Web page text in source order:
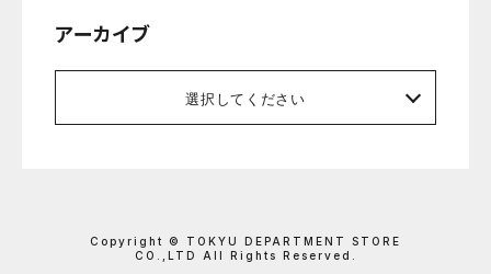
アーカイブ
選択してください
Copyright © TOKYU DEPARTMENT STORE
CO.,LTD All Rights Reserved.